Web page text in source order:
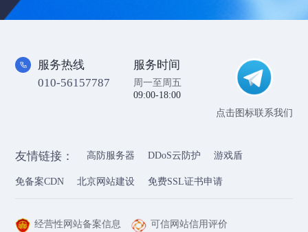
服务热线
010-56157787
服务时间
周一至周五
09:00-18:00
点击图标联系我们
友情链接： 高防服务器 DDoS云防护 游戏盾
免备案CDN 北京网站建设 免费SSL证书申请
经营性网站备案信息 可信网站信用评价